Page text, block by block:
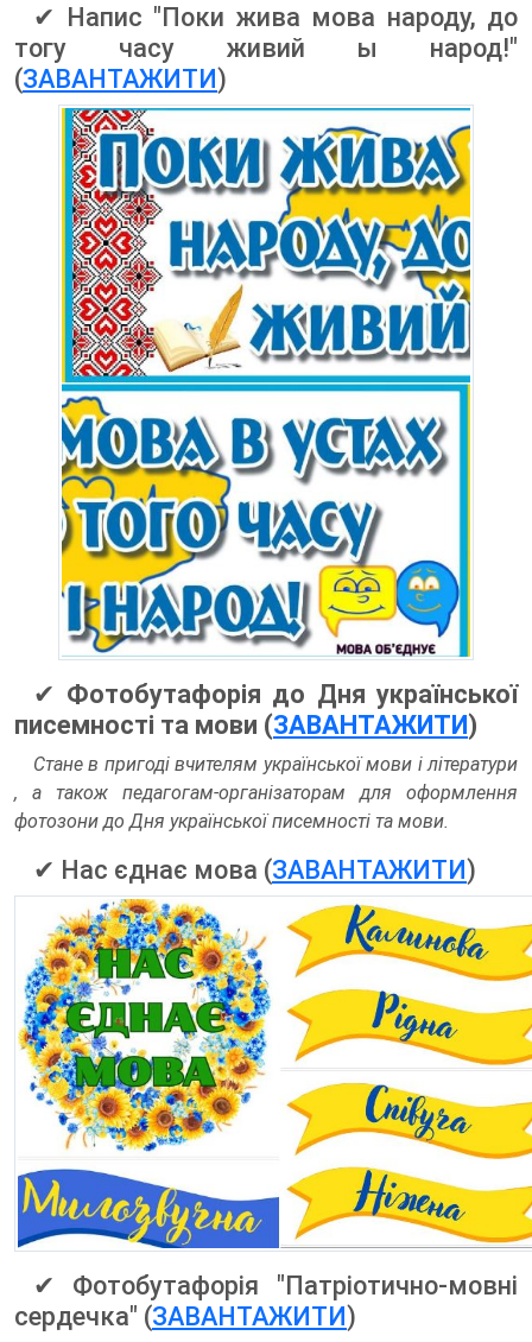
✔ Напис "Поки жива мова народу, до
тогу часу живий ы народ!"
(ЗАВАНТАЖИТИ)
✔ Фотобутафорія до Дня української
писемності та мови (ЗАВАНТАЖИТИ)
Стане в пригоді вчителям української мови і літератури
, а також педагогам-організаторам для оформлення
фотозони до Дня української писемності та мови.
✔ Нас єднає мова (ЗАВАНТАЖИТИ)
✔ Фотобутафорія "Патріотично-мовні
сердечка" (ЗАВАНТАЖИТИ)